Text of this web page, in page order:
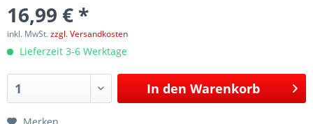
16,99 € *
inkl. MwSt.zzgl. Versandkosten
Lieferzeit 3-6 Werktage
In den Warenkorb